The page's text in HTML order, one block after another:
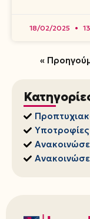
18/02/2025
«
Υποτροφίες